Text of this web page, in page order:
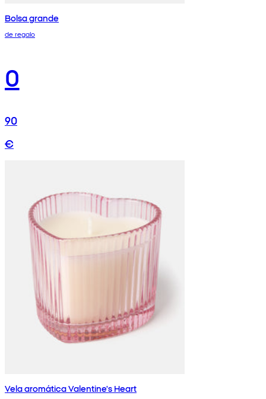
Bolsa grande
de regalo
0
90
€
Vela aromática Valentine's Heart